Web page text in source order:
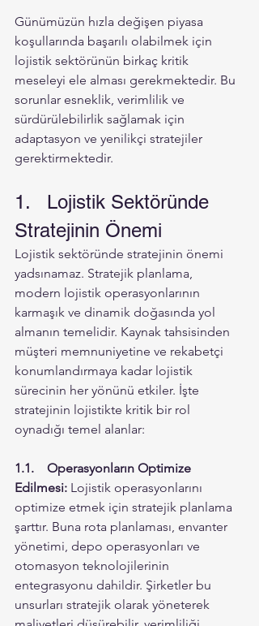
Günümüzün hızla değişen piyasa
koşullarında başarılı olabilmek için
lojistik sektörünün birkaç kritik
meseleyi ele alması gerekmektedir. Bu
sorunlar esneklik, verimlilik ve
sürdürülebilirlik sağlamak için
adaptasyon ve yenilikçi stratejiler
gerektirmektedir.
1.	Lojistik Sektöründe
Stratejinin Önemi
Lojistik sektöründe stratejinin önemi
yadsınamaz. Stratejik planlama,
modern lojistik operasyonlarının
karmaşık ve dinamik doğasında yol
almanın temelidir. Kaynak tahsisinden
müşteri memnuniyetine ve rekabetçi
konumlandırmaya kadar lojistik
sürecinin her yönünü etkiler. İşte
stratejinin lojistikte kritik bir rol
oynadığı temel alanlar:
1.1.	Operasyonların Optimize
Edilmesi: Lojistik operasyonlarını
optimize etmek için stratejik planlama
şarttır. Buna rota planlaması, envanter
yönetimi, depo operasyonları ve
otomasyon teknolojilerinin
entegrasyonu dahildir. Şirketler bu
unsurları stratejik olarak yöneterek